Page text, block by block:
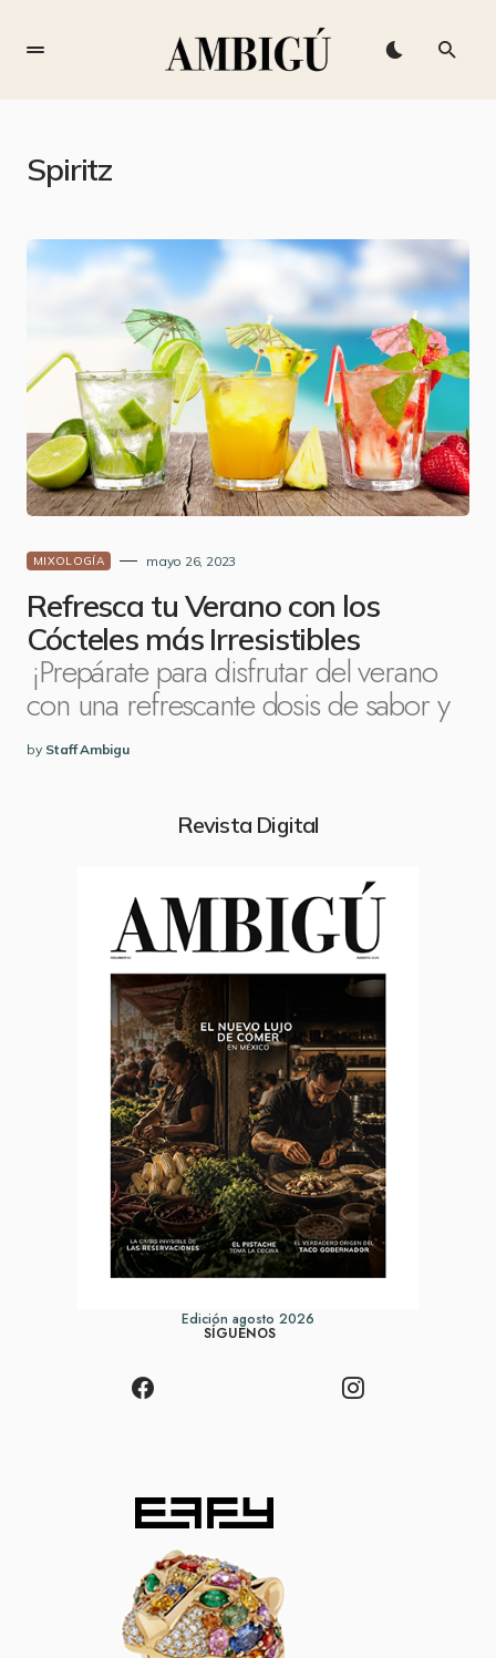
Spiritz
MIXOLOGÍA mayo 26, 2023
Refresca tu Verano con los
Cócteles más Irresistibles
¡Prepárate para disfrutar del verano
con una refrescante dosis de sabor y
by Staff Ambigu
Revista Digital
Edición agosto 2026
SÍGUENOS